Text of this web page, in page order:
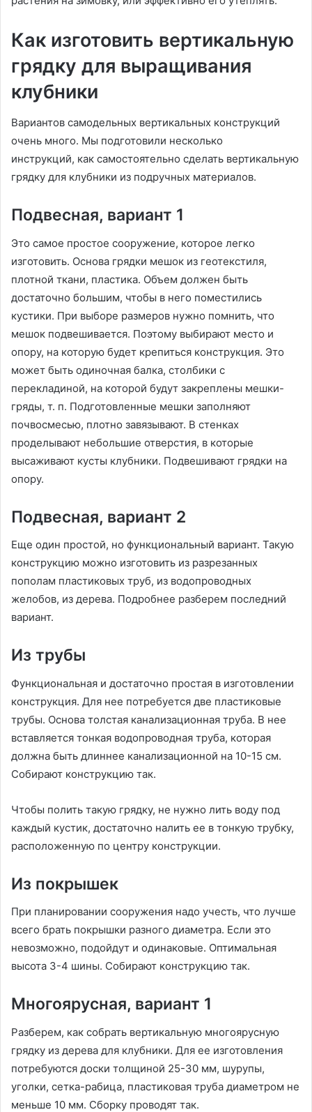
Как изготовить вертикальную
грядку для выращивания
клубники
Вариантов самодельных вертикальных конструкций
очень много. Мы подготовили несколько
инструкций, как самостоятельно сделать вертикальную
грядку для клубники из подручных материалов.
Подвесная, вариант 1
Это самое простое сооружение, которое легко
изготовить. Основа грядки мешок из геотекстиля,
плотной ткани, пластика. Объем должен быть
достаточно большим, чтобы в него поместились
кустики. При выборе размеров нужно помнить, что
мешок подвешивается. Поэтому выбирают место и
опору, на которую будет крепиться конструкция. Это
может быть одиночная балка, столбики с
перекладиной, на которой будут закреплены мешки-
гряды, т. п. Подготовленные мешки заполняют
почвосмесью, плотно завязывают. В стенках
проделывают небольшие отверстия, в которые
высаживают кусты клубники. Подвешивают грядки на
опору.
Подвесная, вариант 2
Еще один простой, но функциональный вариант. Такую
конструкцию можно изготовить из разрезанных
пополам пластиковых труб, из водопроводных
желобов, из дерева. Подробнее разберем последний
вариант.
Из трубы
Функциональная и достаточно простая в изготовлении
конструкция. Для нее потребуется две пластиковые
трубы. Основа толстая канализационная труба. В нее
вставляется тонкая водопроводная труба, которая
должна быть длиннее канализационной на 10-15 см.
Собирают конструкцию так.
Чтобы полить такую грядку, не нужно лить воду под
каждый кустик, достаточно налить ее в тонкую трубку,
расположенную по центру конструкции.
Из покрышек
При планировании сооружения надо учесть, что лучше
всего брать покрышки разного диаметра. Если это
невозможно, подойдут и одинаковые. Оптимальная
высота 3-4 шины. Собирают конструкцию так.
Многоярусная, вариант 1
Разберем, как собрать вертикальную многоярусную
грядку из дерева для клубники. Для ее изготовления
потребуются доски толщиной 25-30 мм, шурупы,
уголки, сетка-рабица, пластиковая труба диаметром не
меньше 10 мм. Сборку проводят так.